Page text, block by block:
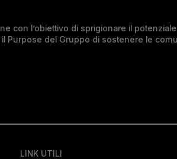
con l’obiettivo di sprigionare il
Purpose del Gruppo di sostenere le
LINK UTILI